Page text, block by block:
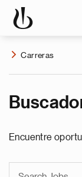
Carreras
Encuentre